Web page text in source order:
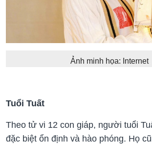
Ảnh minh họa: Internet
Tuổi Tuất
Theo tử vi 12 con giáp, người tuổi
đặc biệt ổn định và hào phóng. Họ